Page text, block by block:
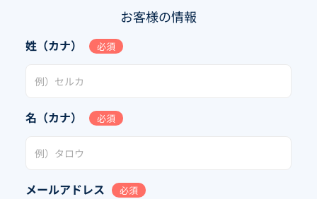
お客様の情報
姓（カナ） 必須
名（カナ） 必須
メールアドレス 必須